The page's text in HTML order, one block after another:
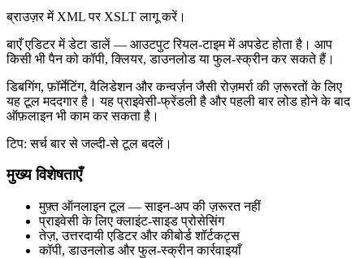
ब्राउज़र में XML पर XSLT लागू करें।
बाएँ एडिटर में डेटा डालें — आउटपुट रियल‑टाइम में अपडेट होता है। आप
किसी भी पैन को कॉपी, क्लियर, डाउनलोड या फुल‑स्क्रीन कर सकते हैं।
डिबगिंग, फ़ॉर्मेटिंग, वैलिडेशन और कन्वर्ज़न जैसी रोज़मर्रा की ज़रूरतों के लिए
यह टूल मददगार है। यह प्राइवेसी‑फ्रेंडली है और पहली बार लोड होने के बाद
ऑफ़लाइन भी काम कर सकता है।
टिप: सर्च बार से जल्दी‑से टूल बदलें।
मुख्य विशेषताएँ
मुफ़्त ऑनलाइन टूल — साइन‑अप की ज़रूरत नहीं
प्राइवेसी के लिए क्लाइंट‑साइड प्रोसेसिंग
तेज़, उत्तरदायी एडिटर और कीबोर्ड शॉर्टकट्स
कॉपी, डाउनलोड और फुल‑स्क्रीन कार्रवाइयाँ